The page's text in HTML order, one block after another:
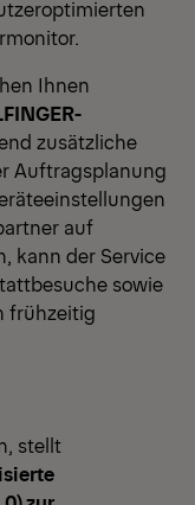
Ihnen
zusätzliche
Auftragsplanung
auf
kann der Service
sowie
frühzeitig
stellt